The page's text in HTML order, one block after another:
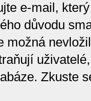
e-mail,
důvodu
možná
Zkuste